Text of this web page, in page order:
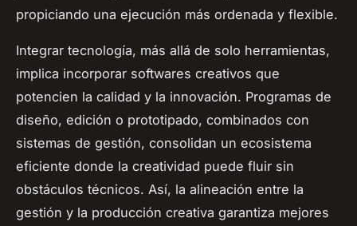
propiciando una ejecución más ordenada y flexible.
Integrar tecnología, más allá de solo herramientas,
implica incorporar softwares creativos que
potencien la calidad y la innovación. Programas de
diseño, edición o prototipado, combinados con
sistemas de gestión, consolidan un ecosistema
eficiente donde la creatividad puede fluir sin
obstáculos técnicos. Así, la alineación entre la
gestión y la producción creativa garantiza mejores